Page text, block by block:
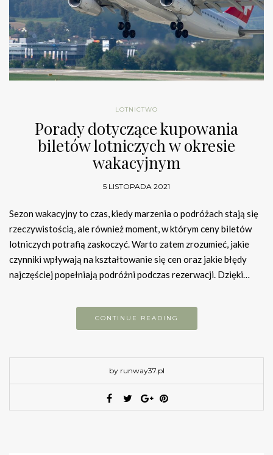
LOTNICTWO
Porady dotyczące kupowania
biletów lotniczych w okresie
wakacyjnym
5 LISTOPADA 2021
Sezon wakacyjny to czas, kiedy marzenia o podróżach stają się
rzeczywistością, ale również moment, w którym ceny biletów
lotniczych potrafią zaskoczyć. Warto zatem zrozumieć, jakie
czynniki wpływają na kształtowanie się cen oraz jakie błędy
najczęściej popełniają podróżni podczas rezerwacji. Dzięki…
CONTINUE READING
by runway37.pl